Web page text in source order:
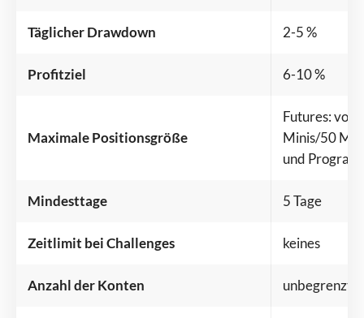
Täglicher Drawdown 2-5 %
Profitziel 6-10 %
Maximale Positionsgröße
Futures: von
Minis/50
und
Mindesttage 5 Tage
Zeitlimit bei Challenges keines
Anzahl der Konten unbegrenzt